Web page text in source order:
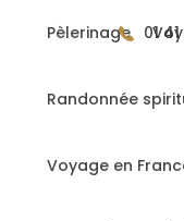
Pèlerinage
Randonnée
Voyage en
01